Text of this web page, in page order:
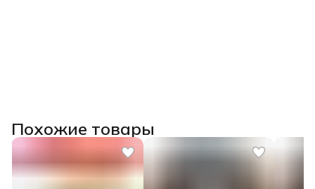
Похожие товары